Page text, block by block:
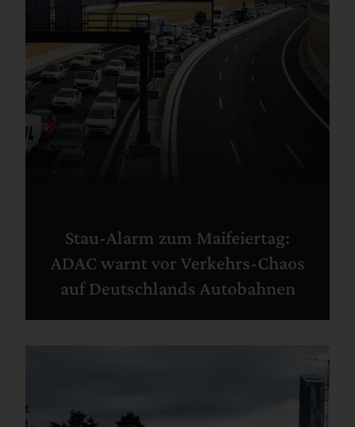
Stau-Alarm zum Maifeiertag:
ADAC warnt vor Verkehrs-Chaos
auf Deutschlands Autobahnen